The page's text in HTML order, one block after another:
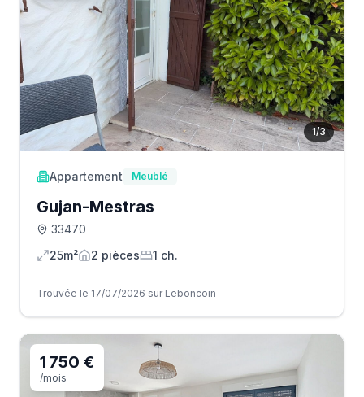
1/3
Appartement Meublé
Gujan-Mestras
33470
25m²
2 pièces 1 ch.
Trouvée le 17/07/2026 sur Leboncoin
1 750 €
/mois